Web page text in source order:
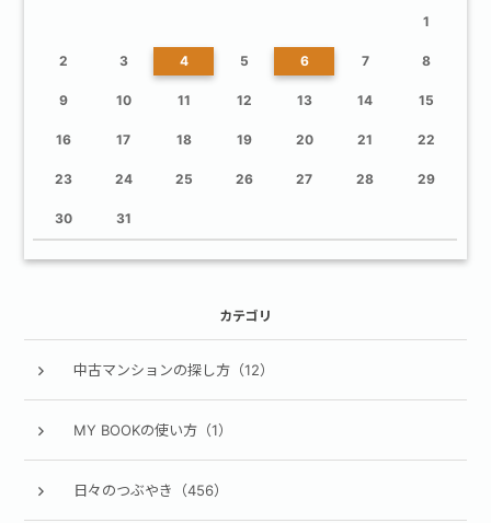
1
2 3 4 5 6 7 8
9 10 11 12 13 14 15
16 17 18 19 20 21 22
23 24 25 26 27 28 29
30 31
カテゴリ
中古マンションの探し方（12）
MY BOOKの使い方（1）
日々のつぶやき（456）